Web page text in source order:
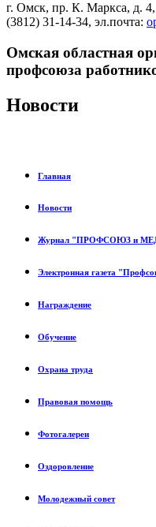
г. Омск, пр. К. Маркса, д.
(3812) 31-14-34, эл.почта:
Омская областная
профсоюза
Новости
Главная
Новости
Журнал "ПРОФСОЮЗ и
Электронная газета
Награждение
Обучение
Охрана труда
Правовая помощь
Фотогалереи
Оздоровление
Молодежный совет